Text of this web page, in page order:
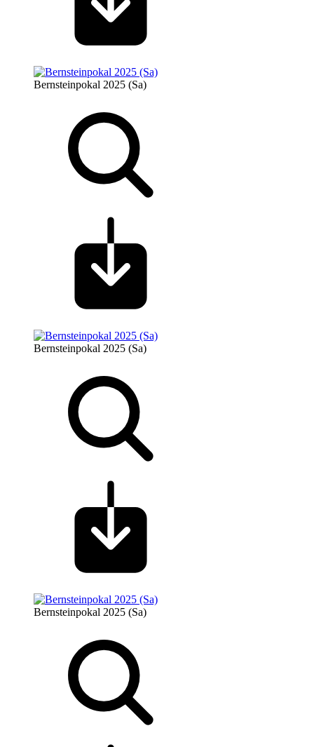
Bernsteinpokal 2025 (Sa)
Bernsteinpokal 2025 (Sa)
Bernsteinpokal 2025 (Sa)